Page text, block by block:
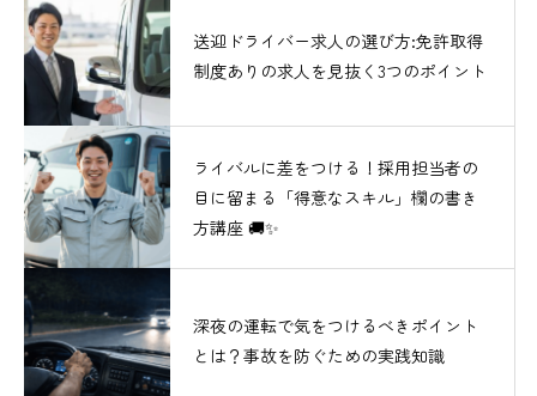
送迎ドライバー求人の選び方:免許取得
制度ありの求人を見抜く3つのポイント
ライバルに差をつける！採用担当者の
目に留まる「得意なスキル」欄の書き
方講座 🚚✨
深夜の運転で気をつけるべきポイント
とは？事故を防ぐための実践知識